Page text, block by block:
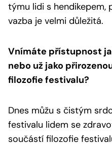
týmu lidi s hendikepem,
vazba je velmi důležitá.
Vnímáte přístupnost
nebo už jako
filozofie festivalu?
Dnes můžu s čistým
festivalu lidem se
součástí filozofie